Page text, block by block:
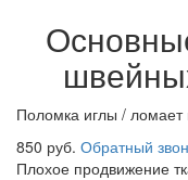
Поломка иглы / ломает
850 руб. Обратный
Плохое продвижение